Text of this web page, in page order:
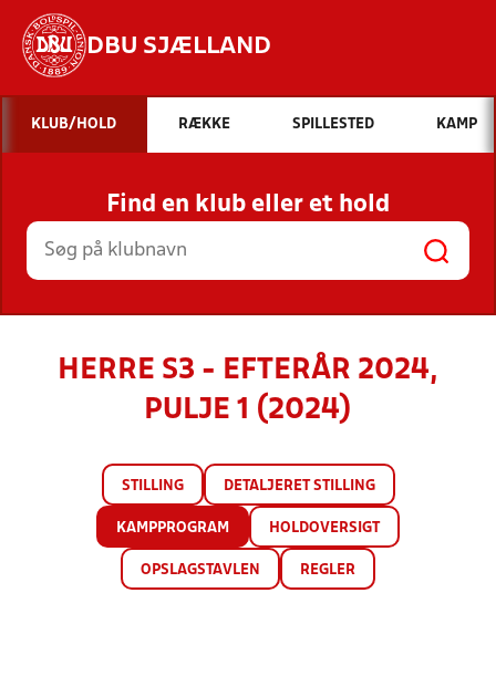
DBU SJÆLLAND
Hvad vil du søge efter?
INDHOLD OG NYHEDER
STILLINGER, RESULTATER, KLUBBER OG
HOLD
KLUB/HOLD RÆKKE SPILLESTED KAMP
Find en klub eller et hold
HERRE S3 - EFTERÅR 2024,
PULJE 1 (2024)
STILLING DETALJERET STILLING
KAMPPROGRAM HOLDOVERSIGT
OPSLAGSTAVLEN REGLER